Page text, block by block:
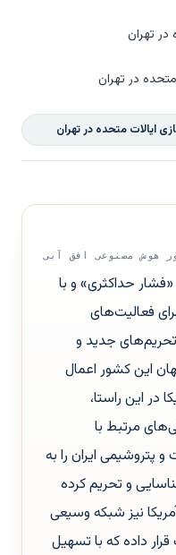
تهران
در تهران
ایالات متحده در تهران
هوش مصنوعی افق آبی
حداکثری» و با
فعالیت‌های
تحریم‌های جدید و
این کشور اعمال
در این راستا،
مرتبط با
پتروشیمی ایران را به
و تحریم کرده
نیز شبکه وسیعی
داده که با تسهیل